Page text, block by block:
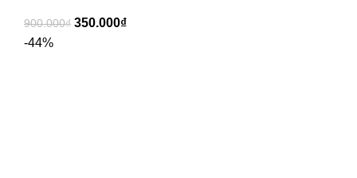
900.000₫ 350.000₫
-44%